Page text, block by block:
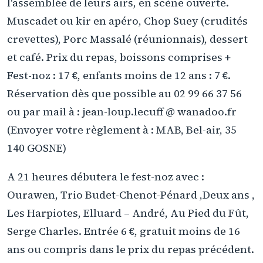
Muscadet ou kir en apéro, Chop Suey (crudités
crevettes), Porc Massalé (réunionnais), dessert
et café. Prix du repas, boissons comprises +
Fest-noz : 17 €, enfants moins de 12 ans : 7 €.
Réservation dès que possible au 02 99 66 37 56
ou par mail à : jean-loup.lecuff @ wanadoo.fr
(Envoyer votre règlement à : MAB, Bel-air, 35
140 GOSNE)
A 21 heures débutera le fest-noz avec :
Ourawen, Trio Budet-Chenot-Pénard ,Deux ans ,
Les Harpiotes, Elluard – André, Au Pied du Fût,
Serge Charles. Entrée 6 €, gratuit moins de 16
ans ou compris dans le prix du repas précédent.